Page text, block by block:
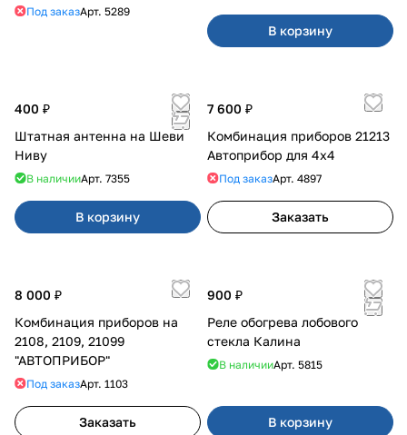
Под заказАрт. 5289
В корзину
400 ₽
Штатная антенна на Шеви
Ниву
В наличииАрт. 7355
В корзину
7 600 ₽
Комбинация приборов 21213
Автоприбор для 4x4
Под заказАрт. 4897
Заказать
8 000 ₽
Комбинация приборов на
2108, 2109, 21099
"АВТОПРИБОР"
Под заказАрт. 1103
Заказать
900 ₽
Реле обогрева лобового
стекла Калина
В наличииАрт. 5815
В корзину